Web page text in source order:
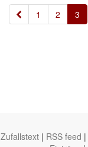
« 1 2 3
Zufallstext | RSS feed |